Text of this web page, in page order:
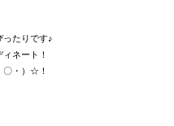
ったりです♪
ネート！
〇・）☆！